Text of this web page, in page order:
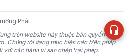
Phát
trên website này thuộc bản quyền của
Chúng tôi đang thực hiện các biện pháp
với các hành vi sao chép trái phép.